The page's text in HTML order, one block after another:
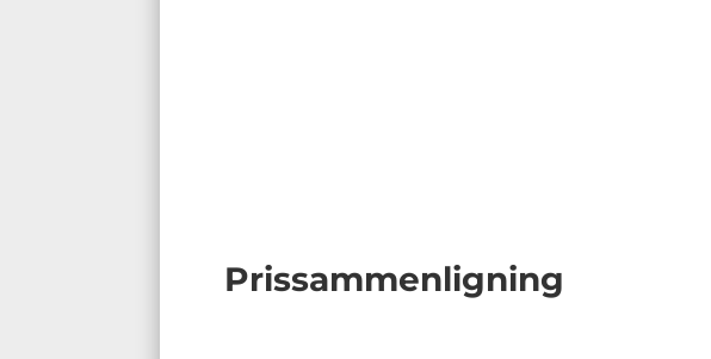
Prissammenligning